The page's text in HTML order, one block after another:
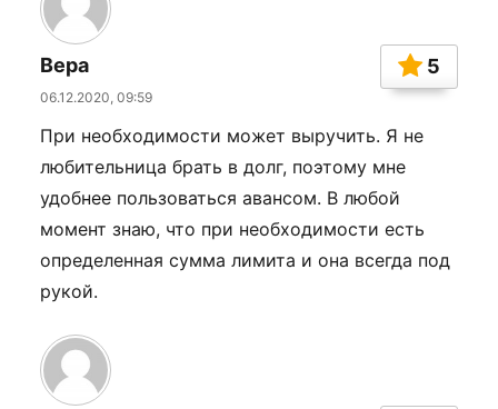
Вера
06.12.2020, 09:59
5
При необходимости может выручить. Я не
любительница брать в долг, поэтому мне
удобнее пользоваться авансом. В любой
момент знаю, что при необходимости есть
определенная сумма лимита и она всегда под
рукой.